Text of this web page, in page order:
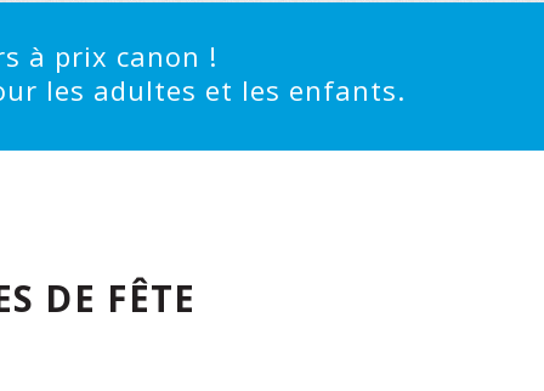
à prix canon !
les adultes et les enfants.
DE FÊTE